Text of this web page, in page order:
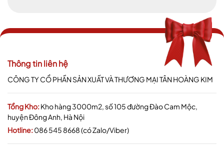
Thông tin liên hệ
CÔNG TY CỔ PHẦN SẢN XUẤT VÀ THƯƠNG MẠI TÂN HOÀNG KIM
Tổng Kho:Kho hàng 3000m2, số 105 đường Đào Cam Mộc,
huyện Đông Anh, Hà Nội
Hotline:086 545 8668 (có Zalo/Viber)